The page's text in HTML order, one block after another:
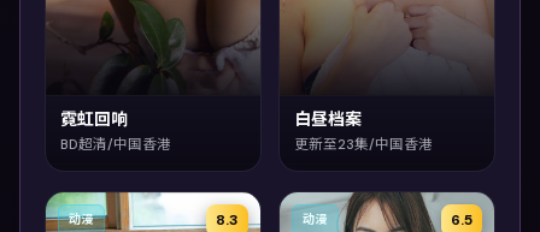
霓虹回响
BD超清/中国香港
白昼档案
更新至23集/中国香港
8.3
动漫 6.5
动漫